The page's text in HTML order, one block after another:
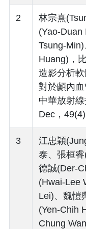
2
林宗熹
(Yao-Duan
Tsung-
Huang)，
造影分析
對於顱內血
中華放射
Dec，
3
江忠穎
泰、張桓
德誠(Der-
(Hwai-Lee
Lei)、魏愷
(Yen-Chih
Chung